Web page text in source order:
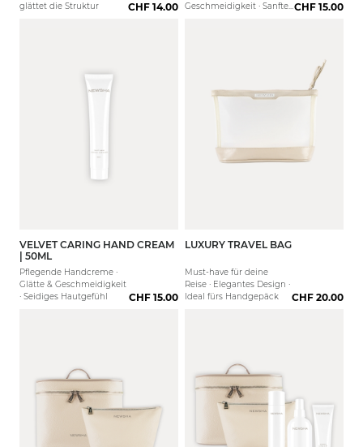
glättet die Struktur
CHF 14.00
Geschmeidigkeit · SanftesCHF 15.00
VELVET CARING HAND CREAM
| 50ML
Pflegende Handcreme ·
Glätte & Geschmeidigkeit
· Seidiges Hautgefühl
CHF 15.00
LUXURY TRAVEL BAG
Must-have für deine
Reise · Elegantes Design ·
Ideal fürs Handgepäck
CHF 20.00